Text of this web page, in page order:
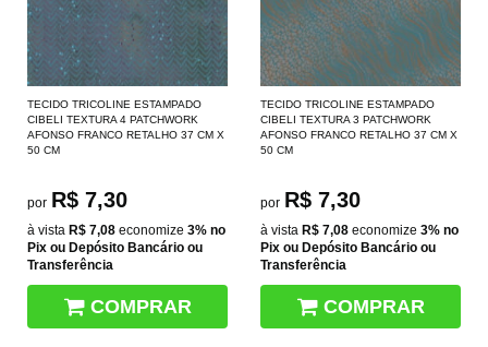
TECIDO TRICOLINE ESTAMPADO
CIBELI TEXTURA 4 PATCHWORK
AFONSO FRANCO RETALHO 37 CM X
50 CM
por R$ 7,30
à vista R$ 7,08 economize 3% no
Pix ou Depósito Bancário ou
Transferência
COMPRAR
TECIDO TRICOLINE ESTAMPADO
CIBELI TEXTURA 3 PATCHWORK
AFONSO FRANCO RETALHO 37 CM X
50 CM
por R$ 7,30
à vista R$ 7,08 economize 3% no
Pix ou Depósito Bancário ou
Transferência
COMPRAR